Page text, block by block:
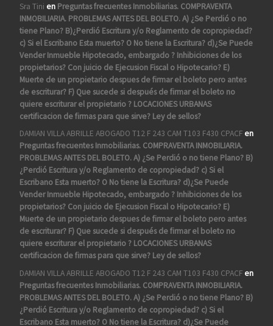
Sra Tini en Preguntas frecuentes Inmobiliarias. COMPRAVENTA
INMOBILIARIA. PROBLEMAS ANTES DEL BOLETO. A) ¿Se Perdió o no
tiene Plano? B)¿Perdió Escritura y/o Reglamento de copropiedad?
c) Si el Escribano Esta muerto? O No tiene la Escritura? d)¿Se Puede
Vender Inmueble Hipotecado, embargado ? Inhibiciones de los
propietarios? Con juicio de Ejecusion Fiscal o Hipotecario? E)
Muerte de un propietario despues de firmar el boleto pero antes
de escriturar? F) Que sucede si después de firmar el boleto no
quiere escriturar el propietario ? LOCACIONES URBANAS
certificacion de firmas para que sirve? Ley de sellos?
DAMIAN VILLA ABRILLE ABOGADO T12 F 243 CAM T103 F430 CPACFen
Preguntas frecuentes Inmobiliarias. COMPRAVENTA INMOBILIARIA.
PROBLEMAS ANTES DEL BOLETO. A) ¿Se Perdió o no tiene Plano? B)
¿Perdió Escritura y/o Reglamento de copropiedad? c) Si el
Escribano Esta muerto? O No tiene la Escritura? d)¿Se Puede
Vender Inmueble Hipotecado, embargado ? Inhibiciones de los
propietarios? Con juicio de Ejecusion Fiscal o Hipotecario? E)
Muerte de un propietario despues de firmar el boleto pero antes
de escriturar? F) Que sucede si después de firmar el boleto no
quiere escriturar el propietario ? LOCACIONES URBANAS
certificacion de firmas para que sirve? Ley de sellos?
DAMIAN VILLA ABRILLE ABOGADO T12 F 243 CAM T103 F430 CPACFen
Preguntas frecuentes Inmobiliarias. COMPRAVENTA INMOBILIARIA.
PROBLEMAS ANTES DEL BOLETO. A) ¿Se Perdió o no tiene Plano? B)
¿Perdió Escritura y/o Reglamento de copropiedad? c) Si el
Escribano Esta muerto? O No tiene la Escritura? d)¿Se Puede